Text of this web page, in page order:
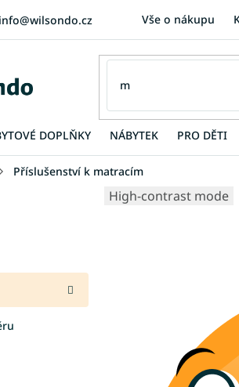
info@wilsondo.cz Vše o nákupu
DOPLŇKY NÁBYTEK PRO DĚTI
Příslušenství k matracím
High-contrast mode